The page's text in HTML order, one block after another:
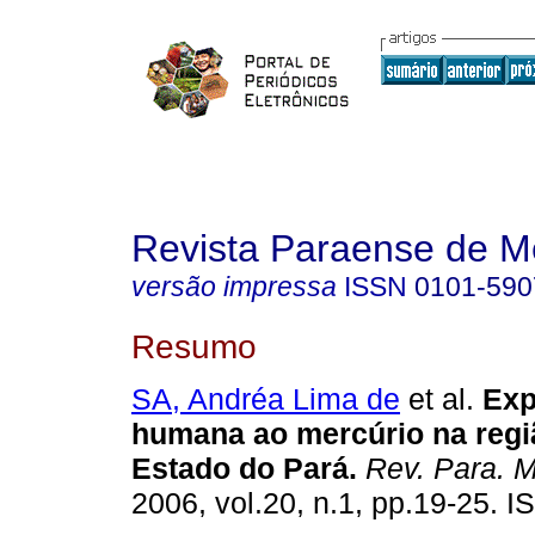
Revista Paraense de
versão impressa ISSN 0101-
Resumo
SA, Andréa Lima de et al.
humana ao mercúrio na
Estado do Pará. Rev. Para.
2006, vol.20, n.1, pp.19-25.